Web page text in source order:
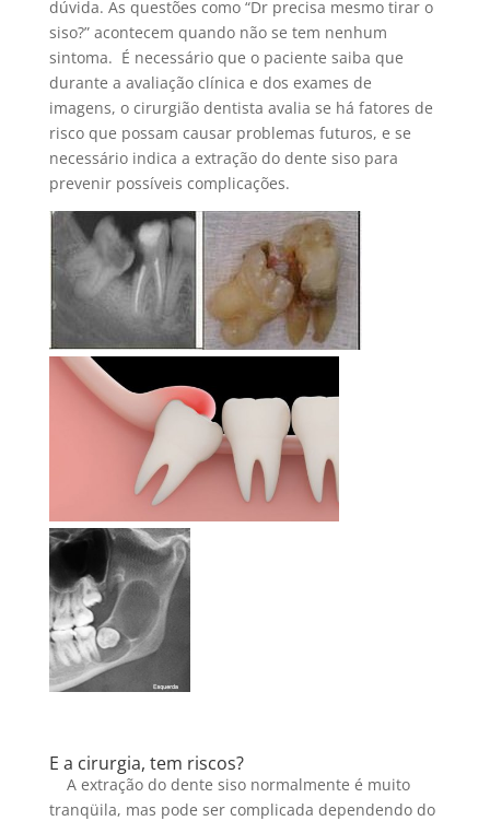
dúvida. As questões como “Dr precisa mesmo tirar o
siso?” acontecem quando não se tem nenhum
sintoma. É necessário que o paciente saiba que
durante a avaliação clínica e dos exames de
imagens, o cirurgião dentista avalia se há fatores de
risco que possam causar problemas futuros, e se
necessário indica a extração do dente siso para
prevenir possíveis complicações.
E a cirurgia, tem riscos?
A extração do dente siso normalmente é muito
tranqüila, mas pode ser complicada dependendo do